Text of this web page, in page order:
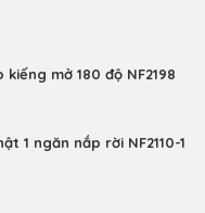
mở 180 độ NF2198
1 ngăn nắp rời NF2110-1